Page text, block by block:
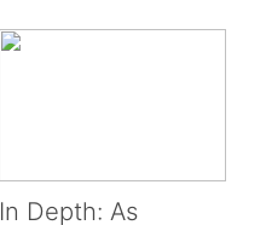
In Depth: As